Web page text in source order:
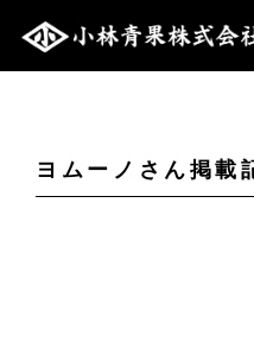
ヨムーノさん掲載